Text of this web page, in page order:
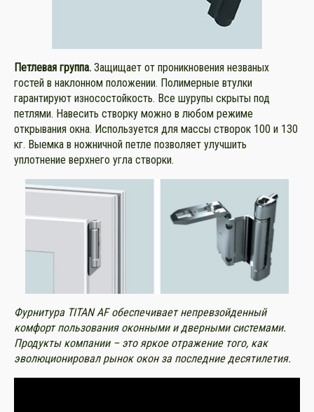
Петлевая группа. Защищает от проникновения незваных
гостей в наклонном положении. Полимерные втулки
гарантируют износостойкость. Все шурупы скрыты под
петлями. Навесить створку можно в любом режиме
открывания окна. Используется для массы створок 100 и 130
кг. Выемка в ножничной петле позволяет улучшить
уплотнение верхнего угла створки.
Фурнитура TITAN AFобеспечивает непревзойденный
комфорт пользования оконными и дверными системами.
Продукты компании – это яркое отражение того, как
эволюционировал рынок окон за последние десятилетия.